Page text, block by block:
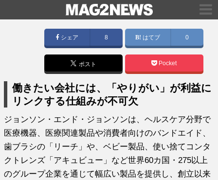
シェア 8 はてブ 0
ポスト Pocket
働きたい会社には、「やりがい」が利益に
リンクする仕組みが不可欠
ジョンソン・エンド・ジョンソンは、ヘルスケア分野で
医療機器、医療関連製品や消費者向けのバンドエイド、
歯ブラシの「リーチ」や、ベビー製品、使い捨てコンタ
クトレンズ「アキュビュー」など世界60カ国・275以上
のグループ企業を通じて幅広い製品を提供し、創立以来